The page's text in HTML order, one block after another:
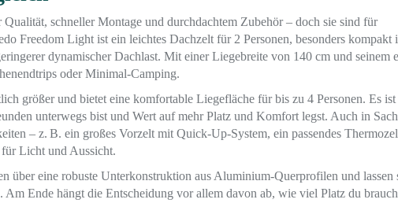
schneller Montage und durchdachtem Zubehör – doch sie sind für
Freedom Light ist ein leichtes Dachzelt für 2 Personen, besonders kompakt
dynamischer Dachlast. Mit einer Liegebreite von 140 cm und seinem
oder Minimal-Camping.
größer und bietet eine komfortable Liegefläche für bis zu 4 Personen. Es ist
unterwegs bist und Wert auf mehr Platz und Komfort legst. Auch in
– z. B. ein großes Vorzelt mit Quick-Up-System, ein passendes
für Licht und Aussicht.
über eine robuste Unterkonstruktion aus Aluminium-Querprofilen und lassen
Am Ende hängt die Entscheidung vor allem davon ab, wie viel Platz du